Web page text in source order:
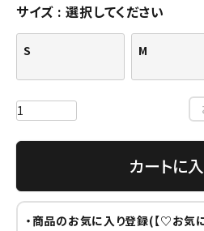
サイズ 選択してください
S M
カートに
・商品のお気に入り登録(【♡お気